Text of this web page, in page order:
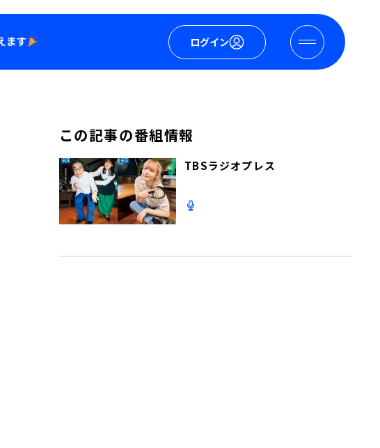
ログイン
この記事の番組情報
TBSラジオプレス